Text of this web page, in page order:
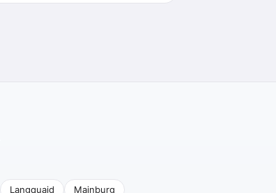
Langquaid
Mainburg